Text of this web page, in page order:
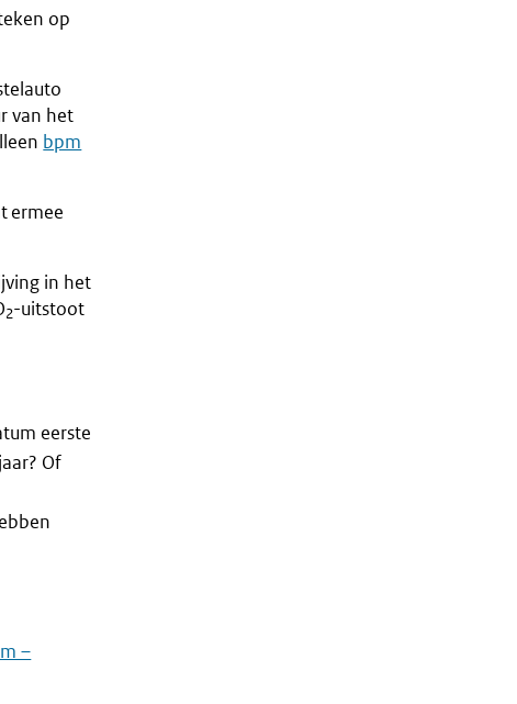
op
van het
bpm
ermee
in het
2-uitstoot
eerste
Of
–